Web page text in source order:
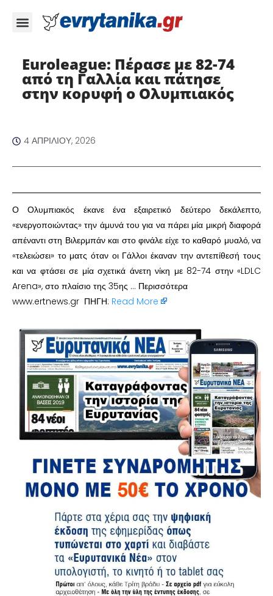
Euroleague: Πέρασε με 82-74
από τη Γαλλία και πάτησε
στην κορυφή ο Ολυμπιακός ​
4 ΑΠΡΙΛΊΟΥ, 2026
​Ο Ολυμπιακός έκανε ένα εξαιρετικό δεύτερο δεκάλεπτο,
«ενεργοποιώντας» την άμυνά του για να πάρει μία μικρή διαφορά
απέναντι στη Βιλερμπάν και στο φινάλε είχε το καθαρό μυαλό, να
«τελειώσει» το ματς όταν οι Γάλλοι έκαναν την αντεπίθεσή τους
και να φτάσει σε μία σχετικά άνετη νίκη με 82-74 στην «LDLC
Arena», στο πλαίσιο της 35ης … Περισσότερα
www.ertnews.gr ΠΗΓΗ: Read More